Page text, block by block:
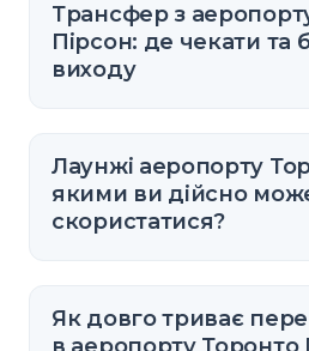
Трансфер з
Пірсон: де чекати та
виходу
Лаунжі аеропорту
якими ви дійсно
скористатися?
Як довго триває